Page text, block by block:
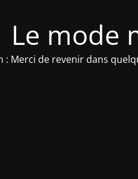
Le mode
Merci de revenir dans